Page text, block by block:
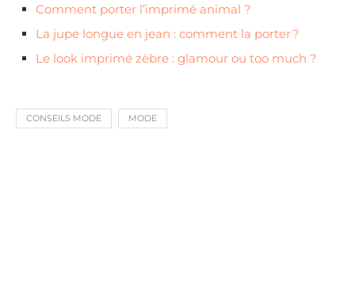
Comment porter l’imprimé animal ?
La jupe longue en jean : comment la porter ?
Le look imprimé zèbre : glamour ou too much ?
CONSEILS MODE MODE